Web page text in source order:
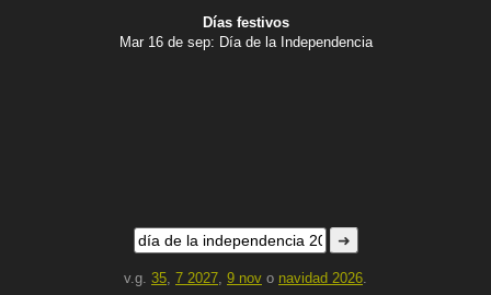
Días festivos
Mar 16 de sep: Día de la Independencia
➜
v.g. 35, 7 2027, 9 nov o navidad 2026.